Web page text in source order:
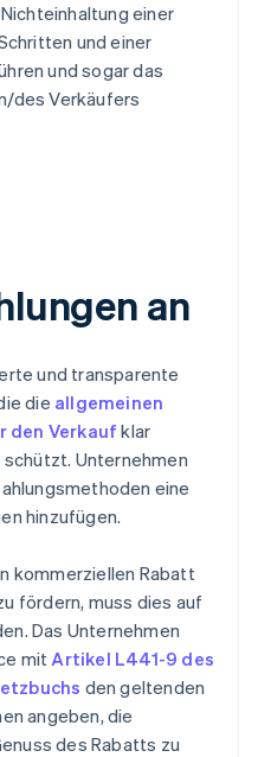
einer
und einer
und sogar das
des Verkäufers
an
und transparente
die allgemeinen
den Verkauf klar
Unternehmen
eine
hinzufügen.
kommerziellen Rabatt
fördern, muss dies auf
Das Unternehmen
mitArtikel L441-9 des
den geltenden
angeben, die
des Rabatts zu